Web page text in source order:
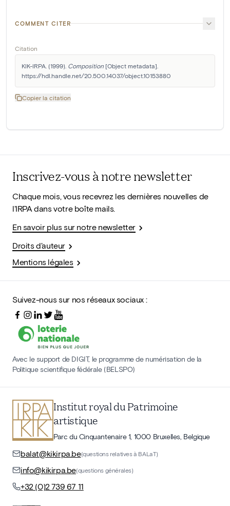
COMMENT CITER
Citation
KIK-IRPA. (1999). Composition [Object metadata].
https://hdl.handle.net/20.500.14037/object.10153880
Copier la citation
Inscrivez-vous à notre newsletter
Chaque mois, vous recevrez les dernières nouvelles de
l'IRPA dans votre boîte mails.
En savoir plus sur notre newsletter
Droits d'auteur
Mentions légales
Suivez-nous sur nos réseaux sociaux :
Avec le support de DIGIT, le programme de numérisation de la
Politique scientifique fédérale (BELSPO)
Institut royal du Patrimoine
artistique
Parc du Cinquantenaire 1, 1000 Bruxelles, Belgique
balat@kikirpa.be(questions relatives à BALaT)
info@kikirpa.be(questions générales)
+32 (0)2 739 67 11